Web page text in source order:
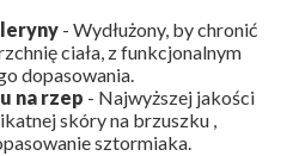
- Wydłużony, by chronić
ciała, z funkcjonalnym
dopasowania.
na rzep - Najwyższej jakości
skóry na brzuszku ,
sztormiaka.